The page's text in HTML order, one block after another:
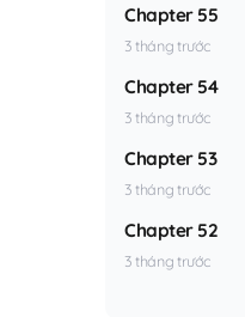
Chapter 55
3 tháng trước
Chapter 54
3 tháng trước
Chapter 53
3 tháng trước
Chapter 52
3 tháng trước